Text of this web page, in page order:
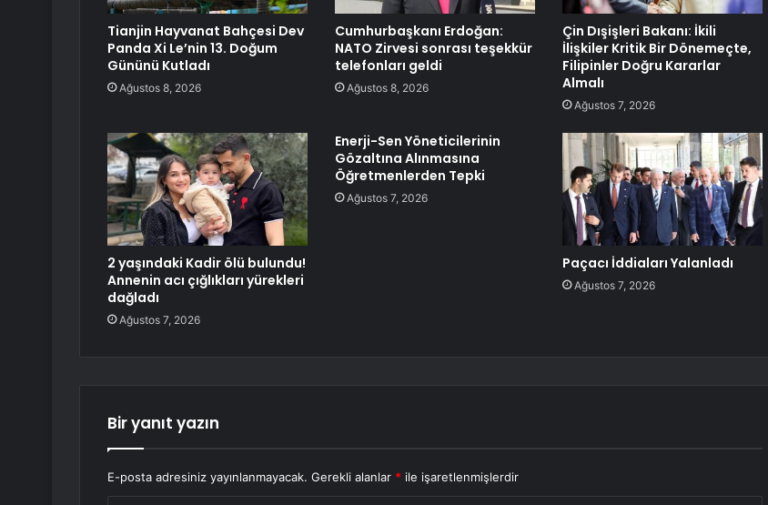
Tianjin Hayvanat Bahçesi Dev
Panda Xi Le’nin 13. Doğum
Gününü Kutladı
Ağustos 8, 2026
Cumhurbaşkanı Erdoğan:
NATO Zirvesi sonrası teşekkür
telefonları geldi
Ağustos 8, 2026
Çin Dışişleri Bakanı: İkili
İlişkiler Kritik Bir Dönemeçte,
Filipinler Doğru Kararlar
Almalı
Ağustos 7, 2026
2 yaşındaki Kadir ölü bulundu!
Annenin acı çığlıkları yürekleri
dağladı
Ağustos 7, 2026
Enerji-Sen Yöneticilerinin
Gözaltına Alınmasına
Öğretmenlerden Tepki
Ağustos 7, 2026
Paçacı İddiaları Yalanladı
Ağustos 7, 2026
Bir yanıt yazın
E-posta adresiniz yayınlanmayacak. Gerekli alanlar * ile işaretlenmişlerdir